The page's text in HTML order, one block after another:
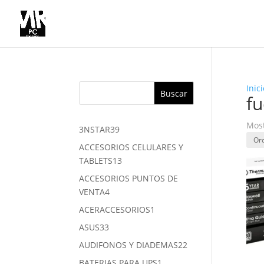
Buscar
3NSTAR3939
productos
ACCESORIOS CELULARES Y
TABLETS13
productos
ACCESORIOS PUNTOS DE
VENTA44
productos
ACERACCESORIOS1
ASUS33
productos
AUDIFONOS Y DIADEMAS22